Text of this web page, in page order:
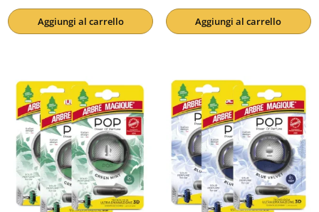
Aggiungi al carrello Aggiungi al carrello